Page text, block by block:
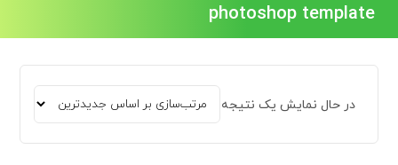
photoshop template
در حال نمایش یک نتیجه